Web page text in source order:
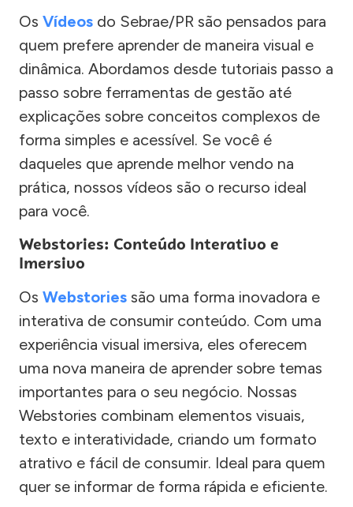
Os Vídeos do Sebrae/PR são pensados para
quem prefere aprender de maneira visual e
dinâmica. Abordamos desde tutoriais passo a
passo sobre ferramentas de gestão até
explicações sobre conceitos complexos de
forma simples e acessível. Se você é
daqueles que aprende melhor vendo na
prática, nossos vídeos são o recurso ideal
para você.
Webstories: Conteúdo Interativo e
Imersivo
Os Webstories são uma forma inovadora e
interativa de consumir conteúdo. Com uma
experiência visual imersiva, eles oferecem
uma nova maneira de aprender sobre temas
importantes para o seu negócio. Nossas
Webstories combinam elementos visuais,
texto e interatividade, criando um formato
atrativo e fácil de consumir. Ideal para quem
quer se informar de forma rápida e eficiente.